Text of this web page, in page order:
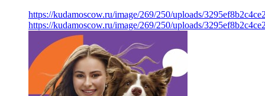
https://kudamoscow.ru/image/269/250/uploads/
https://kudamoscow.ru/image/269/250/uploads/